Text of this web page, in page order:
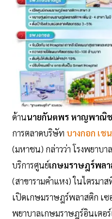
ด้านนายกันตพร หาญพาณิ
การตลาดบริษัท บางกอก เช
(มหาชน) กล่าวว่า โรงพยาบ
บริการศูนย์เกษมราษฎร์พลา
(สาขารามคำแหง) ในไตรมา
เปิดเกษมราษฎร์พลาสติก เซ
พยาบาลเกษมราษฎร์อินเตอ